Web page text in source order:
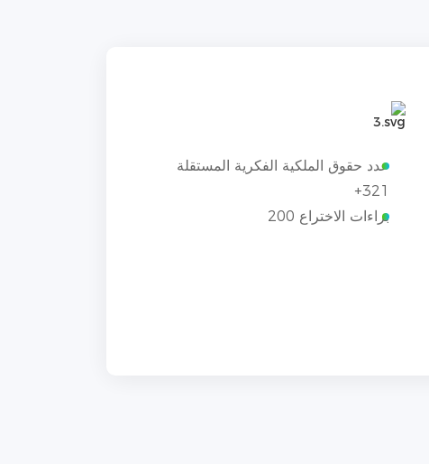
عدد حقوق الملكية الفكرية المستقلة
321+
براءات الاختراع 200